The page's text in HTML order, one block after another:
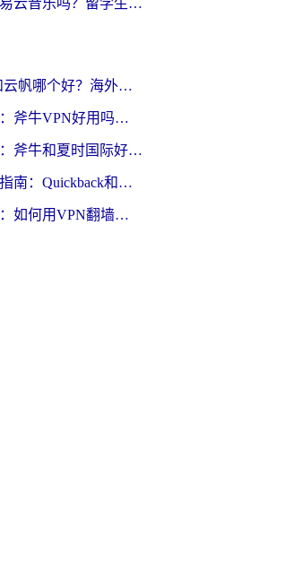
国外能用网易云音乐吗？留学生亲测：3步解决海外听歌难题
Quickback和云帆哪个好？海外党2026亲测指南：选对加速器大陆工具，无缝刷国内剧玩国服
海外党必看：斧牛VPN好用吗？和GoLinkVPN对比哪个回国效果更好？
海外党必看：斧牛和夏时国际好用吗？3步选对回国加速器，无缝刷国内资源
海外党踩坑指南：Quickback和归雁好用吗？选对加速器才能无缝刷国内资源
海外党必看：如何用VPN翻墙到大陆PTT？一篇解决你所有回国加速痛点